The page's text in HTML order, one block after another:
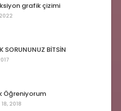
grafik çizimi
SORUNUNUZ BİTSİN
Öğreniyorum
2018